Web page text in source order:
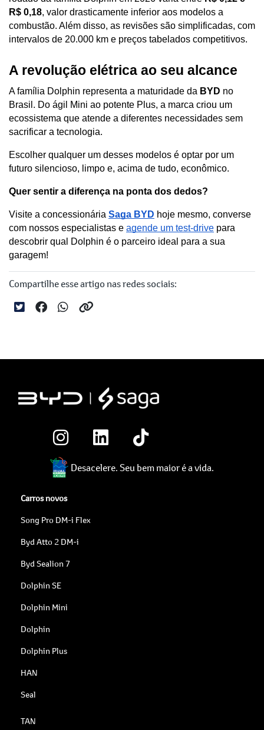
R$ 0,18, valor drasticamente inferior aos modelos a
combustão. Além disso, as revisões são simplificadas, com
intervalos de 20.000 km e preços tabelados competitivos.
A revolução elétrica ao seu alcance
A família Dolphin representa a maturidade da BYD no
Brasil. Do ágil Mini ao potente Plus, a marca criou um
ecossistema que atende a diferentes necessidades sem
sacrificar a tecnologia.
Escolher qualquer um desses modelos é optar por um
futuro silencioso, limpo e, acima de tudo, econômico.
Quer sentir a diferença na ponta dos dedos?
Visite a concessionária Saga BYD hoje mesmo, converse
com nossos especialistas e agende um test-drive para
descobrir qual Dolphin é o parceiro ideal para a sua
garagem!
Compartilhe esse artigo nas redes sociais:
Desacelere. Seu bem maior é a vida.
Carros novos
Song Pro DM-i Flex
Byd Atto 2 DM-i
Byd Sealion 7
Dolphin SE
Dolphin Mini
Dolphin
Dolphin Plus
HAN
Seal
TAN